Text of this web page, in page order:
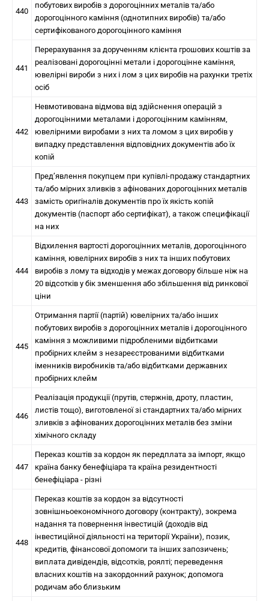
440
побутових виробів з дорогоцінних металів та/або
дорогоцінного каміння (однотипних виробів) та/або
сертифікованого дорогоцінного каміння
441
Перерахування за дорученням клієнта грошових коштів за
реалізовані дорогоцінні метали і дорогоцінне каміння,
ювелірні вироби з них і лом з цих виробів на рахунки третіх
осіб
442
Невмотивована відмова від здійснення операцій з
дорогоцінними металами і дорогоцінним камінням,
ювелірними виробами з них та ломом з цих виробів у
випадку представлення відповідних документів або їх
копій
443
Пред’явлення покупцем при купівлі-продажу стандартних
та/або мірних зливків з афінованих дорогоцінних металів
замість оригіналів документів про їх якість копій
документів (паспорт або сертифікат), а також специфікації
на них
444
Відхилення вартості дорогоцінних металів, дорогоцінного
каміння, ювелірних виробів з них та інших побутових
виробів з лому та відходів у межах договору більше ніж на
20 відсотків у бік зменшення або збільшення від ринкової
ціни
445
Отримання партії (партій) ювелірних та/або інших
побутових виробів з дорогоцінних металів і дорогоцінного
каміння з можливими підробленими відбитками
пробірних клейм з незареєстрованими відбитками
іменників виробників та/або відбитками державних
пробірних клейм
446
Реалізація продукції (прутів, стержнів, дроту, пластин,
листів тощо), виготовленої зі стандартних та/або мірних
зливків з афінованих дорогоцінних металів без зміни
хімічного складу
447
Переказ коштів за кордон як передплата за імпорт, якщо
країна банку бенефіціара та країна резидентності
бенефіціара - різні
448
Переказ коштів за кордон за відсутності
зовнішньоекономічного договору (контракту), зокрема
надання та повернення інвестицій (доходів від
інвестиційної діяльності на території України), позик,
кредитів, фінансової допомоги та інших запозичень;
виплата дивідендів, відсотків, роялті; переведення
власних коштів на закордонний рахунок; допомога
родичам або близьким